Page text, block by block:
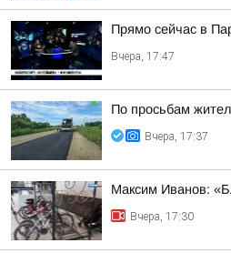
Прямо сейчас в
Вчера, 17:47
По просьбам
Вчера, 17:37
Максим Иванов:
Вчера, 17:30